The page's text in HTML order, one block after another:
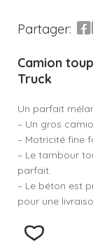
Partager:
Camion
Truck
Un parfait
– Un gros
– Motricité fine
– Le tambour
parfait.
– Le béton est
pour une